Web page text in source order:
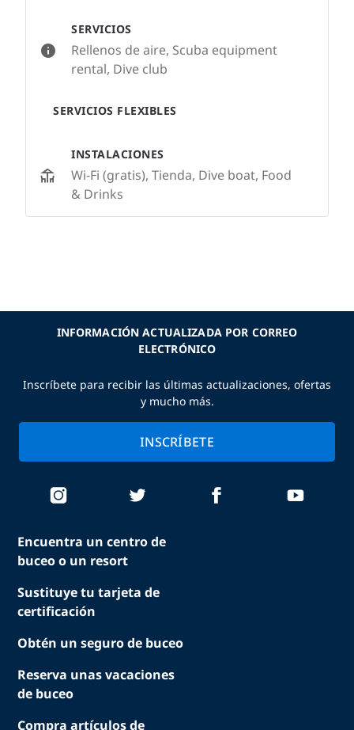
SERVICIOS
Rellenos de aire, Scuba equipment
rental, Dive club
SERVICIOS FLEXIBLES
INSTALACIONES
Wi-Fi (gratis), Tienda, Dive boat, Food
& Drinks
Encuentra un centro de
buceo o un resort
Sustituye tu tarjeta de
certificación
Obtén un seguro de buceo
Reserva unas vacaciones
de buceo
Compra artículos de
INFORMACIÓN ACTUALIZADA POR CORREO
ELECTRÓNICO
Inscríbete para recibir las últimas actualizaciones, ofertas
y mucho más.
INSCRÍBETE